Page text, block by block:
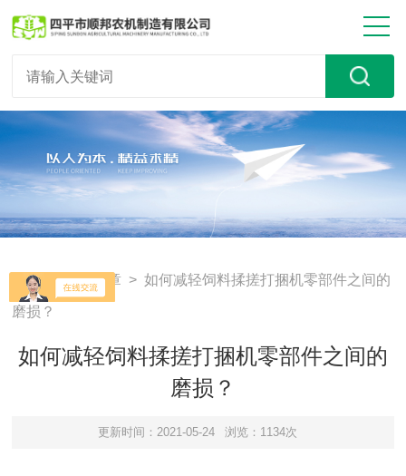
首页 >技术文章 > 如何减轻饲料揉搓打捆机零部件之间的
磨损？
如何减轻饲料揉搓打捆机零部件之间的
磨损？
更新时间：2021-05-24 浏览：1134次